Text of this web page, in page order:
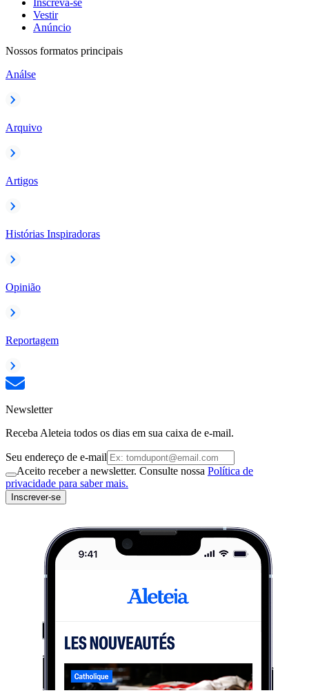
Inscreva-se
Vestir
Anúncio
Nossos formatos principais
Análse
Arquivo
Artigos
Histórias Inspiradoras
Opinião
Reportagem
Newsletter
Receba Aleteia todos os dias em sua caixa de e-mail.
Seu endereço de e-mail
Aceito receber a newsletter. Consulte nossa Política de
privacidade para saber mais.
Inscrever-se